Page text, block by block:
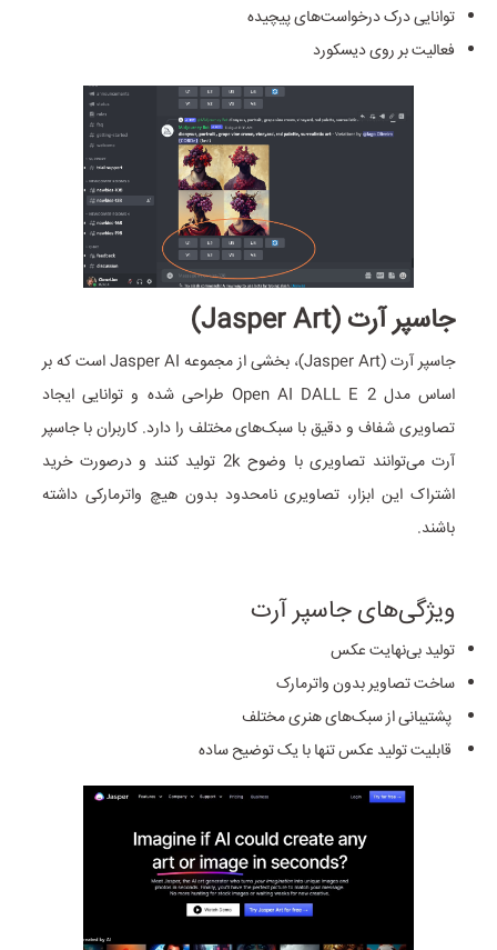
توانایی درک درخواست‌های پیچیده
فعالیت بر روی دیسکورد
جاسپر آرت (Jasper Art)
جاسپر آرت (Jasper Art)، بخشی از مجموعه Jasper AI است که بر
اساس مدل Open AI DALL E 2 طراحی شده و توانایی ایجاد
تصاویری شفاف و دقیق با سبک‌های مختلف را دارد. کاربران با جاسپر
آرت می‌توانند تصاویری با وضوح 2k تولید کنند و در‌صورت خرید
اشتراک این ابزار، تصاویری نامحدود بدون هیچ واترمارکی داشته
باشند.
ویژگی‌های جاسپر آرت
تولید بی‌نهایت عکس
ساخت تصاویر بدون واترمارک
پشتیبانی از سبک‌های هنری مختلف
قابلیت تولید عکس تنها با یک توضیح ساده